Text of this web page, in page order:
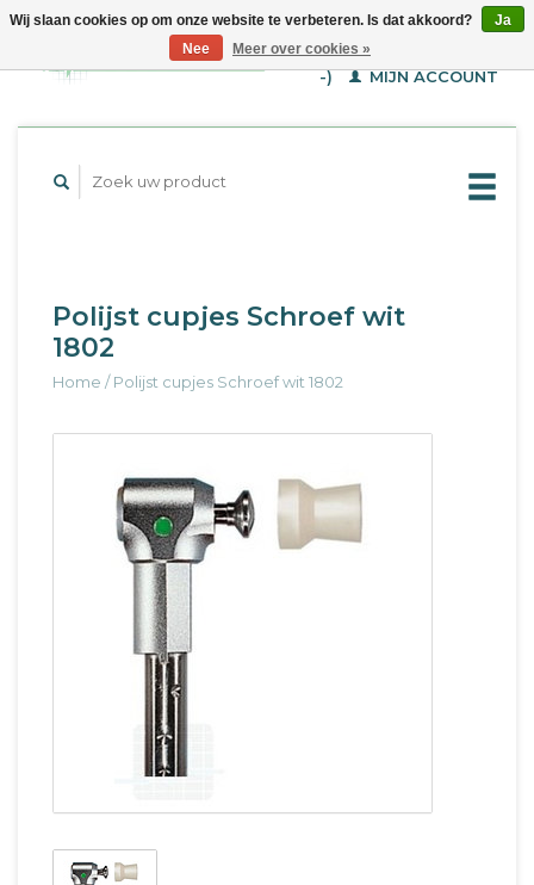
WINKELWAGEN (€--,-
-)
MIJN ACCOUNT
Polijst cupjes Schroef wit
1802
Home /Polijst cupjes Schroef wit 1802
Wij slaan cookies op om onze website te verbeteren. Is dat akkoord?
Ja
Nee
Meer over cookies »